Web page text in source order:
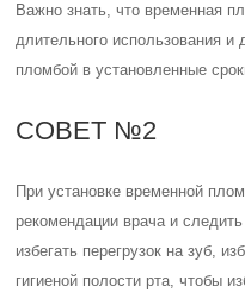
Важно знать, что временная
длительного использования
пломбой в установленные
СОВЕТ №2
При установке временной
рекомендации врача и
избегать перегрузок на зуб,
гигиеной полости рта, чтобы